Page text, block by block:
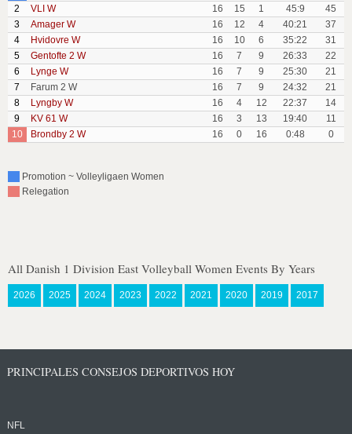
2
VLI W 16 15 1 45:9
45
3
Amager W 16 12 4 40:21
37
4
Hvidovre W 16 10 6 35:22
31
5
Gentofte 2 W 16 7 9 26:33
22
6
Lynge W 16 7 9 25:30
21
7
Farum 2 W 16 7 9 24:32
21
8
Lyngby W 16 4 12 22:37
14
9
KV 61 W 16 3 13 19:40
11
10
Brondby 2 W 16 0 16 0:48 0
Promotion ~ Volleyligaen Women
Relegation
All Danish 1 Division East Volleyball Women Events By Years
2026 2025 2024 2023 2022 2021 2020 2019 2017
PRINCIPALES CONSEJOS DEPORTIVOS HOY
NFL